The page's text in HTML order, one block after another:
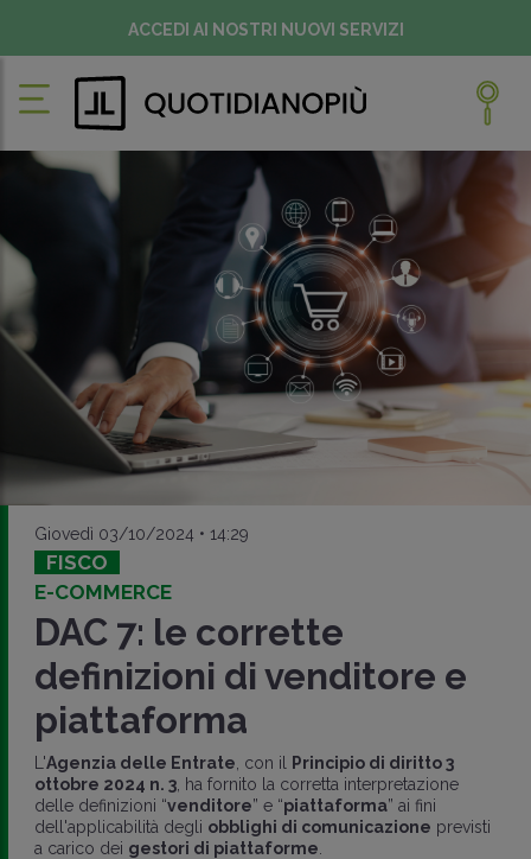
ACCEDI AI NOSTRI NUOVI SERVIZI
Giovedì 03/10/2024 • 14:29
FISCO
E-COMMERCE
DAC 7: le corrette
definizioni di venditore e
piattaforma
L'Agenzia delle Entrate , con il
Principio di diritto 3
ottobre 2024 n. 3, ha fornito la corretta interpretazione
delle definizioni “venditore” e “piattaforma” ai fini
dell'applicabilità degli obblighi di comunicazione previsti
a carico dei gestori di piattaforme